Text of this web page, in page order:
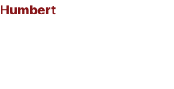
Humbert